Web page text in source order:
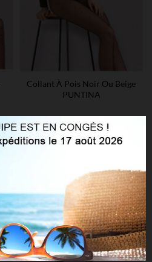
Collant À Pois Noir Ou Beige
PUNTINA